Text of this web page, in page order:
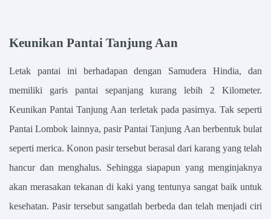
Keunikan Pantai Tanjung Aan
Letak pantai ini berhadapan dengan Samudera Hindia, dan
memiliki garis pantai sepanjang kurang lebih 2 Kilometer.
Keunikan Pantai Tanjung Aan terletak pada pasirnya. Tak seperti
Pantai Lombok lainnya, pasir Pantai Tanjung Aan berbentuk bulat
seperti merica. Konon pasir tersebut berasal dari karang yang telah
hancur dan menghalus. Sehingga siapapun yang menginjaknya
akan merasakan tekanan di kaki yang tentunya sangat baik untuk
kesehatan. Pasir tersebut sangatlah berbeda dan telah menjadi ciri